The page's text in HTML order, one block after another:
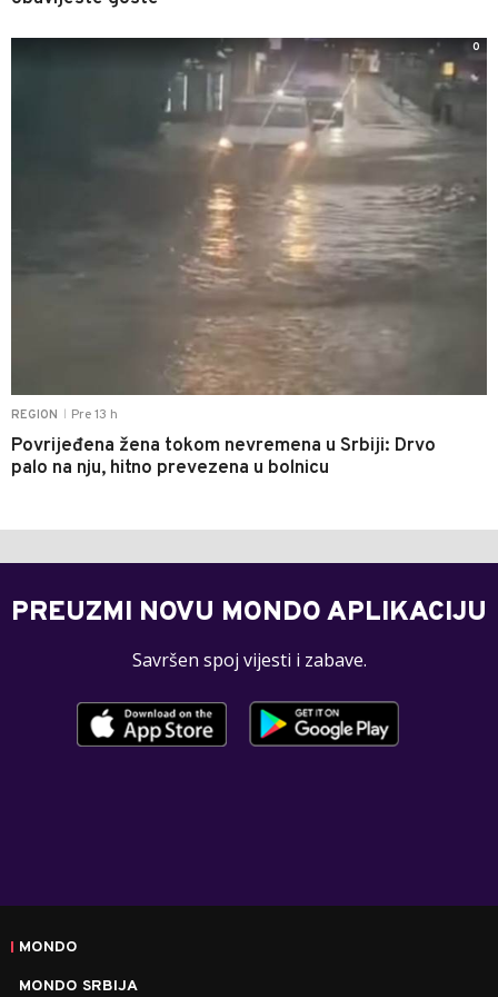
REGION Pre 13 h
Povrijeđena žena tokom nevremena u Srbiji: Drvo
palo na nju, hitno prevezena u bolnicu
0
PREUZMI NOVU MONDO APLIKACIJU
Savršen spoj vijesti i zabave.
MONDO
MONDO SRBIJA